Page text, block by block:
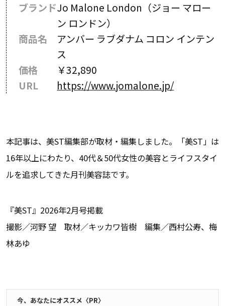
ブランドJo Malone London（ジョー マロー
ン ロンドン）
商品名
アンバー ラブダナム コロン インテン
ス
価格
￥32,890
URL
https://www.jomalone.jp/
本記事は、美ST編集部が取材・編集しました。「美ST」は
16年以上にわたり、40代＆50代女性の美容とライフスタイ
ルを追求してきた月刊美容誌です。
『美ST』2026年2月号掲載
撮影／河野 望 取材／キッカワ皆樹 編集／西村公寿、梅
林あゆ
今、あなたにオススメ〈PR〉